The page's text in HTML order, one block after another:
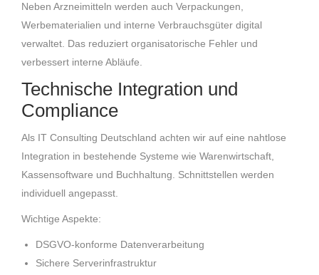
Neben Arzneimitteln werden auch Verpackungen,
Werbematerialien und interne Verbrauchsgüter digital
verwaltet. Das reduziert organisatorische Fehler und
verbessert interne Abläufe.
Technische Integration und
Compliance
Als IT Consulting Deutschland achten wir auf eine nahtlose
Integration in bestehende Systeme wie Warenwirtschaft,
Kassensoftware und Buchhaltung. Schnittstellen werden
individuell angepasst.
Wichtige Aspekte:
DSGVO-konforme Datenverarbeitung
Sichere Serverinfrastruktur